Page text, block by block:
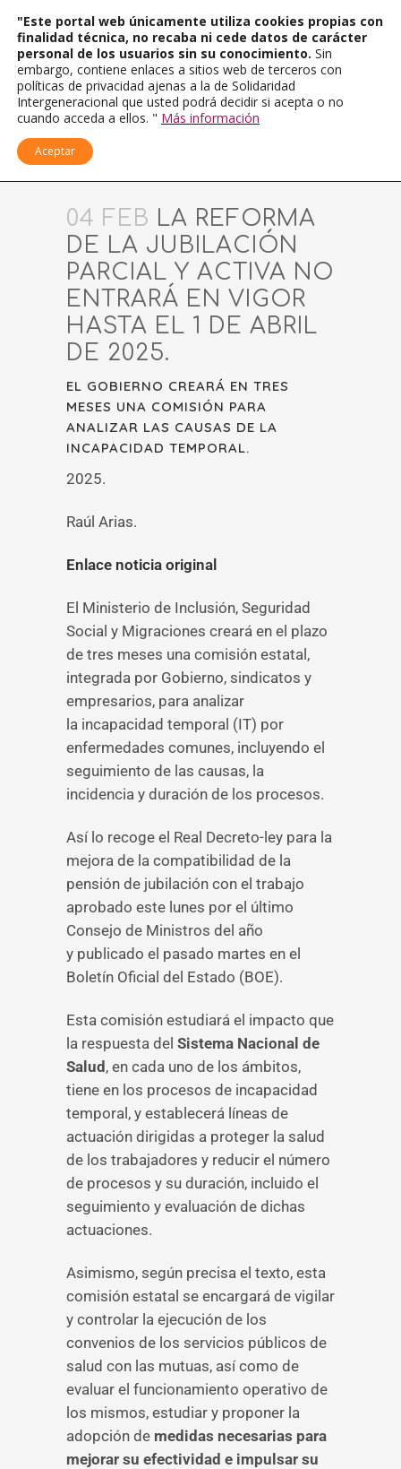
04 FEB LA REFORMA
DE LA JUBILACIÓN
PARCIAL Y ACTIVA NO
ENTRARÁ EN VIGOR
HASTA EL 1 DE ABRIL
DE 2025.
EL GOBIERNO CREARÁ EN TRES
MESES UNA COMISIÓN PARA
ANALIZAR LAS CAUSAS DE LA
INCAPACIDAD TEMPORAL.
2025.
Raúl Arias.
Enlace noticia original
El Ministerio de Inclusión, Seguridad
Social y Migraciones creará en el plazo
de tres meses una comisión estatal,
integrada por Gobierno, sindicatos y
empresarios, para analizar
la incapacidad temporal (IT) por
enfermedades comunes, incluyendo el
seguimiento de las causas, la
incidencia y duración de los procesos.
Así lo recoge el Real Decreto-ley para la
mejora de la compatibilidad de la
pensión de jubilación con el trabajo
aprobado este lunes por el último
Consejo de Ministros del año
y publicado el pasado martes en el
Boletín Oficial del Estado (BOE).
Esta comisión estudiará el impacto que
la respuesta del Sistema Nacional de
Salud , en cada uno de los ámbitos,
tiene en los procesos de incapacidad
temporal, y establecerá líneas de
actuación dirigidas a proteger la salud
de los trabajadores y reducir el número
de procesos y su duración, incluido el
seguimiento y evaluación de dichas
actuaciones.
Asimismo, según precisa el texto, esta
comisión estatal se encargará de vigilar
y controlar la ejecución de los
convenios de los servicios públicos de
salud con las mutuas, así como de
evaluar el funcionamiento operativo de
los mismos, estudiar y proponer la
adopción de medidas necesarias para
mejorar su efectividad e impulsar su
"Este portal web únicamente utiliza cookies propias con
finalidad técnica, no recaba ni cede datos de carácter
personal de los usuarios sin su conocimiento. Sin
embargo, contiene enlaces a sitios web de terceros con
políticas de privacidad ajenas a la de Solidaridad
Intergeneracional que usted podrá decidir si acepta o no
cuando acceda a ellos. " Más información
Aceptar